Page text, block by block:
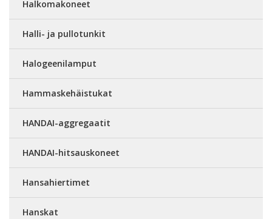
Halkomakoneet
Halli- ja pullotunkit
Halogeenilamput
Hammaskehäistukat
HANDAI-aggregaatit
HANDAI-hitsauskoneet
Hansahiertimet
Hanskat